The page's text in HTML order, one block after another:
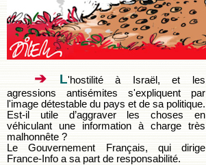
➔ L'hostilité à Israël, et les
agressions antisémites s'expliquent par
l'image détestable du pays et de sa politique.
Est-il utile d’aggraver les choses en
véhiculant une information à charge très
malhonnête ?
Le Gouvernement Français, qui dirige
France-Info a sa part de responsabilité.